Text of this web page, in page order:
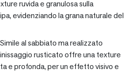
ruvida e granulosa sulla
evidenziando la grana naturale del
al sabbiato ma realizzato
rusticato offre una texture
e profonda, per un effetto visivo e